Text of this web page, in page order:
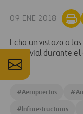
09 ENE 2018
Echa un vistazo a
Ferrovial durante el
#Aeropuertos #
#Infraestructuras